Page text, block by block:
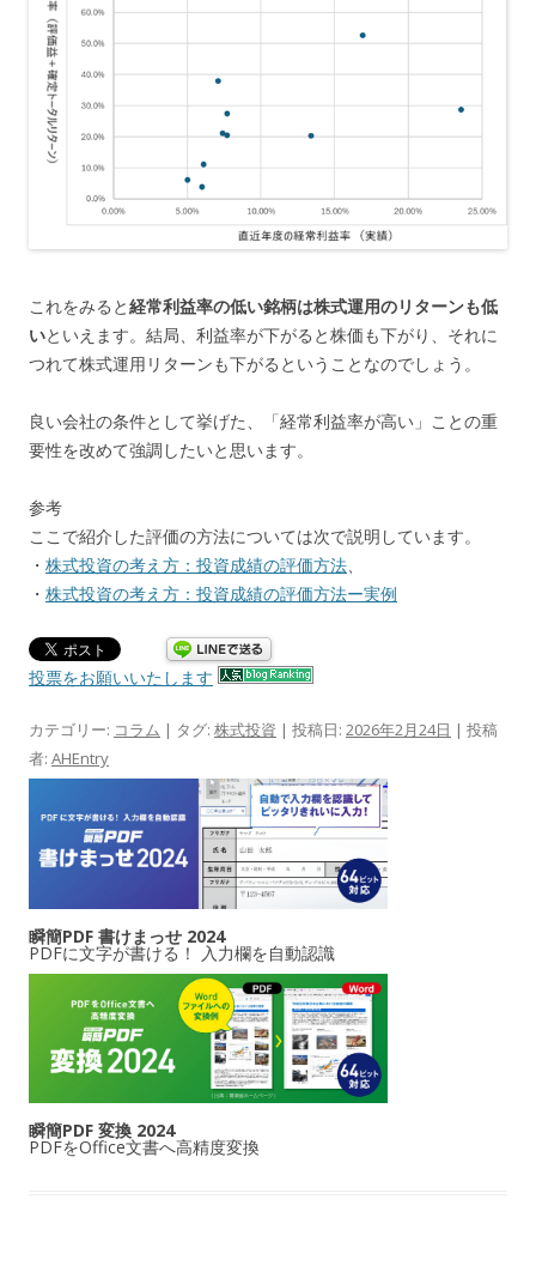
これをみると経常利益率の低い銘柄は株式運用のリターンも低
いといえます。結局、利益率が下がると株価も下がり、それに
つれて株式運用リターンも下がるということなのでしょう。
良い会社の条件として挙げた、「経常利益率が高い」ことの重
要性を改めて強調したいと思います。
参考
ここで紹介した評価の方法については次で説明しています。
・ 株式投資の考え方：投資成績の評価方法、
・ 株式投資の考え方：投資成績の評価方法ー実例
投票をお願いいたします
カテゴリー: コラム | タグ: 株式投資 | 投稿日: 2026年2月24日 | 投稿
者: AHEntry
瞬簡PDF 書けまっせ 2024
PDFに文字が書ける！ 入力欄を自動認識
瞬簡PDF 変換 2024
PDFをOffice文書へ高精度変換